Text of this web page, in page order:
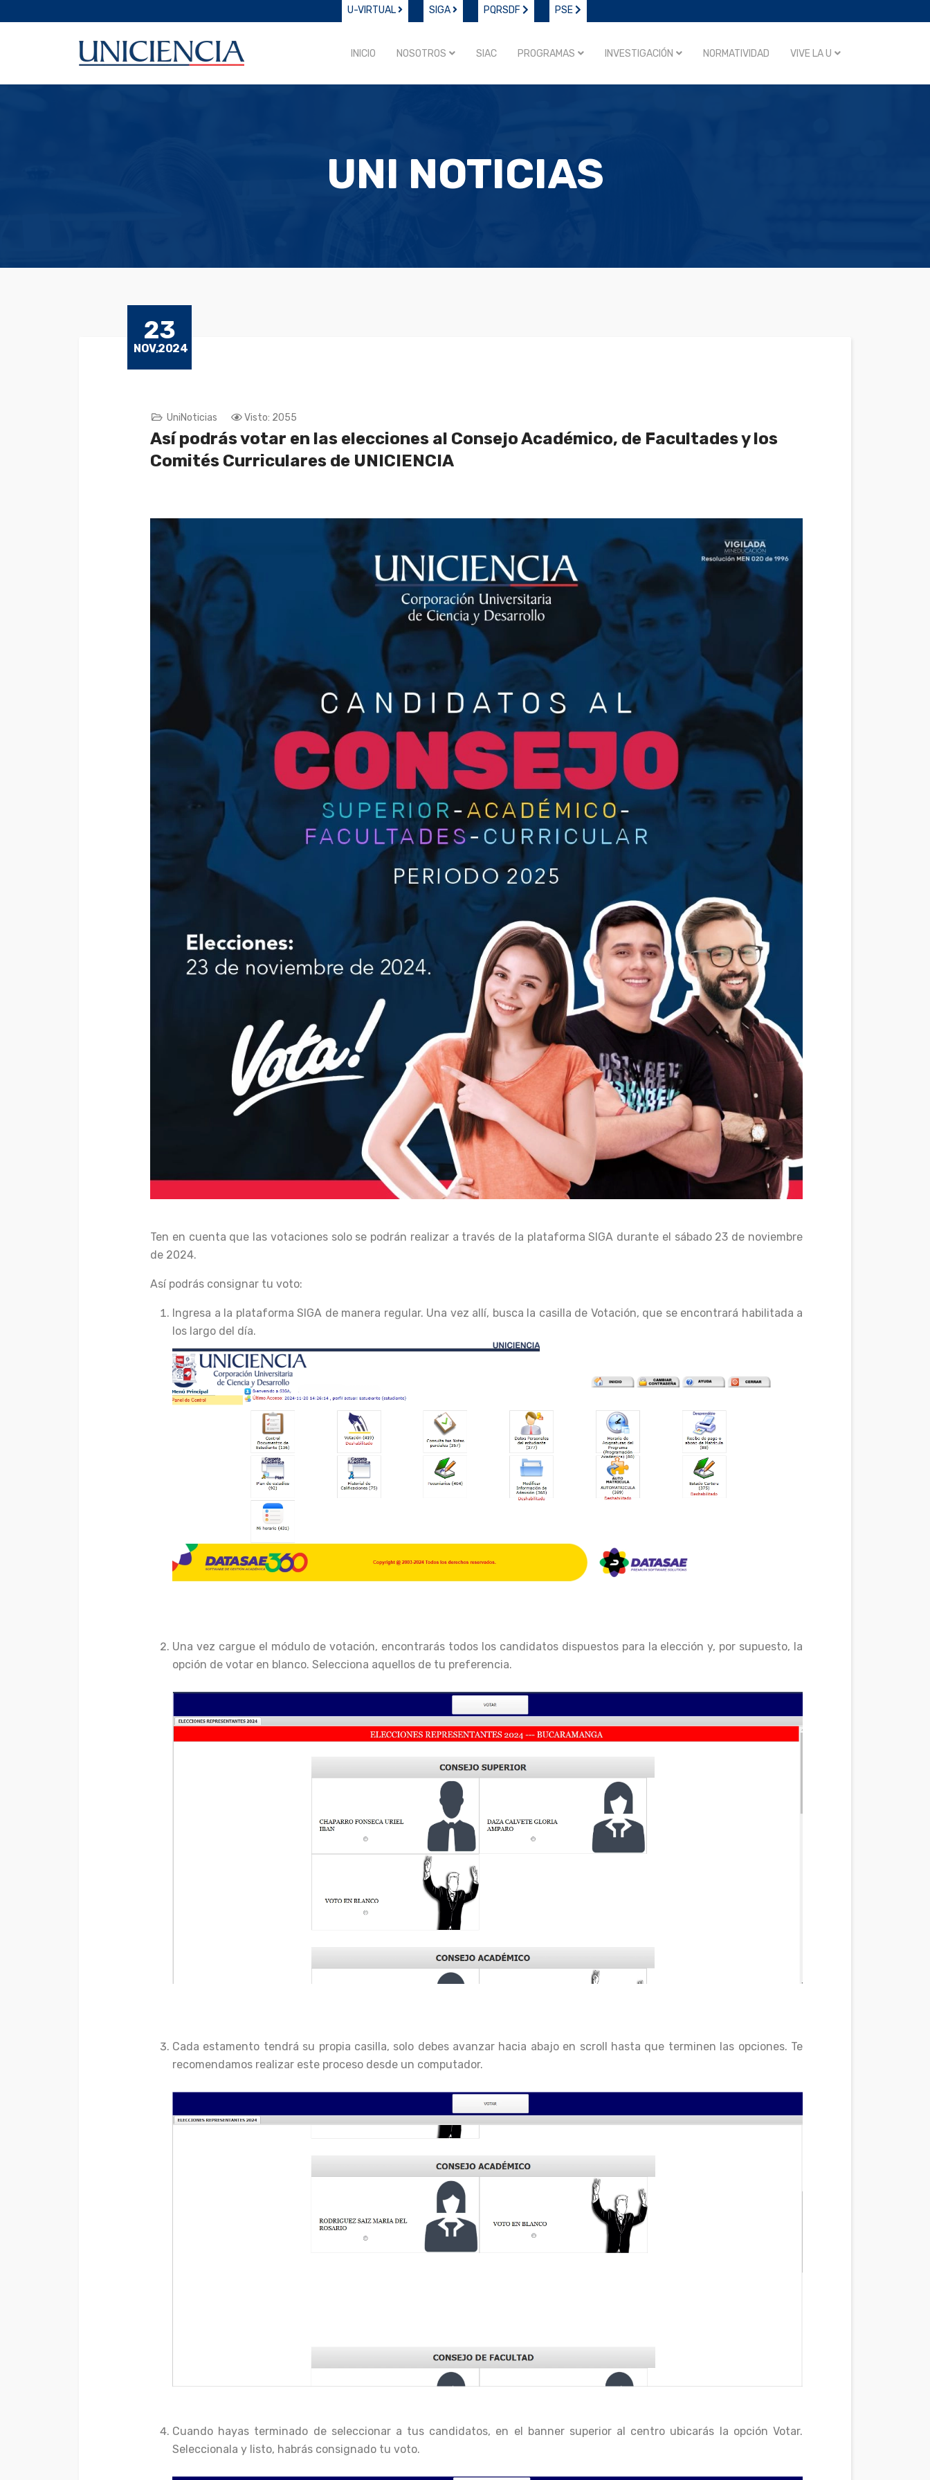
U-VIRTUAL SIGA PQRSDF PSE
INICIO NOSOTROS SIAC PROGRAMAS INVESTIGACIÓN NORMATIVIDAD VIVE LA U
UNI NOTICIAS
23
NOV,2024
UniNoticias Visto: 2055
Así podrás votar en las elecciones al Consejo Académico, de Facultades y los
Comités Curriculares de UNICIENCIA
Ten en cuenta que las votaciones solo se podrán realizar a través de la plataforma SIGA durante el sábado 23 de noviembre
de 2024.
Así podrás consignar tu voto:
Ingresa a la plataforma SIGA de manera regular. Una vez allí, busca la casilla de Votación, que se encontrará habilitada a
los largo del día.
Una vez cargue el módulo de votación, encontrarás todos los candidatos dispuestos para la elección y, por supuesto, la
opción de votar en blanco. Selecciona aquellos de tu preferencia.
Cada estamento tendrá su propia casilla, solo debes avanzar hacia abajo en scroll hasta que terminen las opciones. Te
recomendamos realizar este proceso desde un computador.
Cuando hayas terminado de seleccionar a tus candidatos, en el banner superior al centro ubicarás la opción Votar.
Seleccionala y listo, habrás consignado tu voto.